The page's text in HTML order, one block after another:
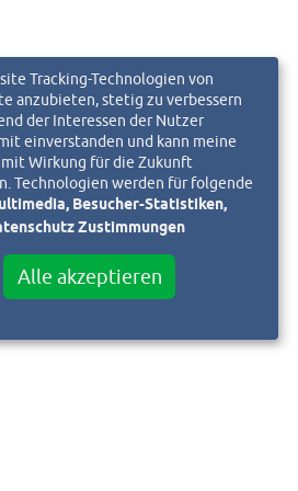
Tracking-Technologien von
anzubieten, stetig zu verbessern
der Interessen der Nutzer
einverstanden und kann meine
Wirkung für die Zukunft
Technologien werden für folgende
Besucher-Statistiken,
Zustimmungen
Alle akzeptieren